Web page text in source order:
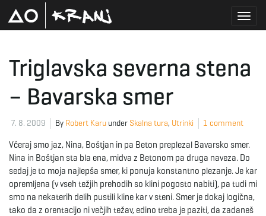
g
Triglavska severna stena
– Bavarska smer
7. 8. 2009 By Robert Karu under Skalna tura, Utrinki 1 comment
Včeraj smo jaz, Nina, Boštjan in pa Beton preplezal Bavarsko smer.
Nina in Boštjan sta bla ena, midva z Betonom pa druga naveza. Do
sedaj je to moja najlepša smer, ki ponuja konstantno plezanje. Je kar
opremljena (v vseh težjih prehodih so klini pogosto nabiti), pa tudi mi
smo na nekaterih delih pustili kline kar v steni. Smer je dokaj logična,
tako da z orentacijo ni večjih težav, edino treba je paziti, da zadaneš